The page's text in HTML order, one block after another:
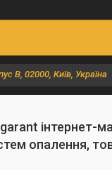
В, 02000, Київ, Україна
інтернет-
опалення,